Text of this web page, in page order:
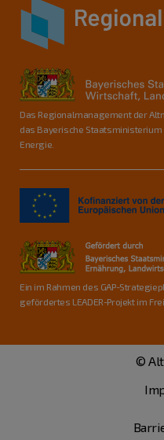
Das Regionalmanagement der
das Bayerische
Energie.
Ein im Rahmen des GAP-
gefördertes LEADER-Projekt im
©